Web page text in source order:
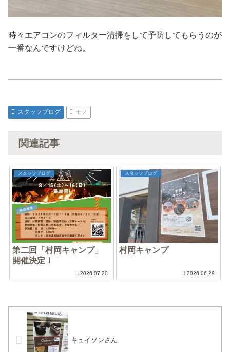
時々エアコンのフィルター清掃をして予防してもらうのが
一番なんですけどね。
スタッフブログ モノ
関連記事
スタッフブログ
第二回「村岡キャンプ」
開催決定！
2026.07.20
スタッフブログ
村岡キャンプ
2026.06.29
キュイソンさん